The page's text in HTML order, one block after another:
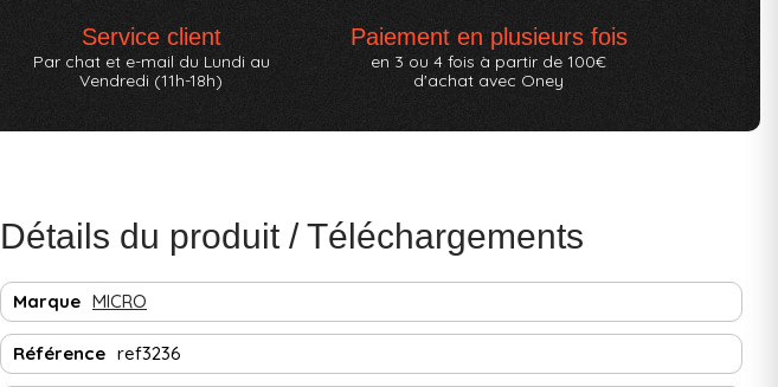
Service client
Par chat et e-mail du Lundi au
Vendredi (11h-18h)
Paiement en plusieurs fois
en 3 ou 4 fois à partir de 100€
d'achat avec Oney
Détails du produit / Téléchargements
Marque MICRO
Référence ref3236